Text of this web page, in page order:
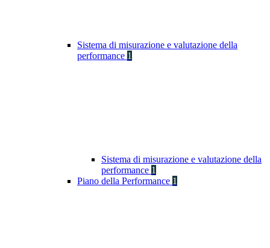
Sistema di misurazione e valutazione della
performance 1
Sistema di misurazione e valutazione della
performance 1
Piano della Performance 1